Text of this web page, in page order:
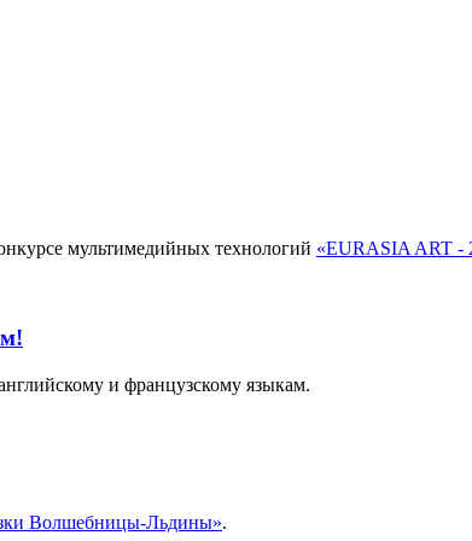
мультимедийных технологий «EURASIA ART -
и французскому языкам.
Волшебницы-Льдины».